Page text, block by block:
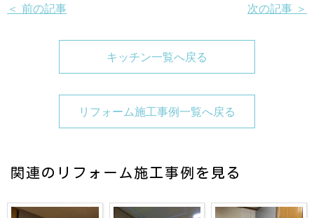
＜ 前の記事 次の記事 ＞
キッチン一覧へ戻る
リフォーム施工事例一覧へ戻る
関連のリフォーム施工事例を見る